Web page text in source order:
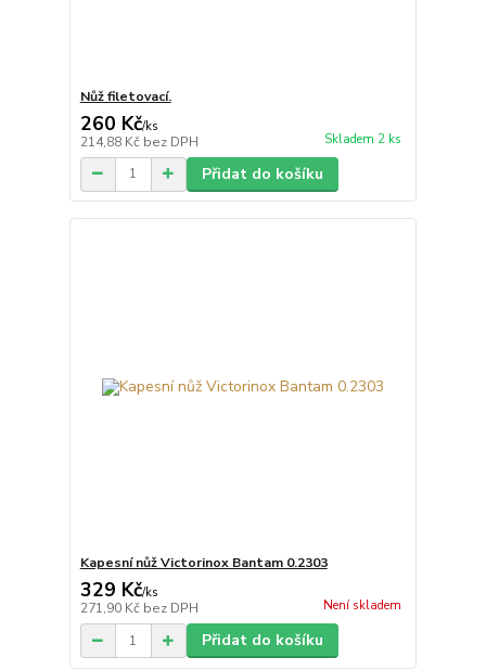
Nůž filetovací.
260 Kč/ks
214,88 Kč bez DPH Skladem 2 ks
Přidat do košíku
Kapesní nůž Victorinox Bantam 0.2303
329 Kč/ks
271,90 Kč bez DPH Není skladem
Přidat do košíku